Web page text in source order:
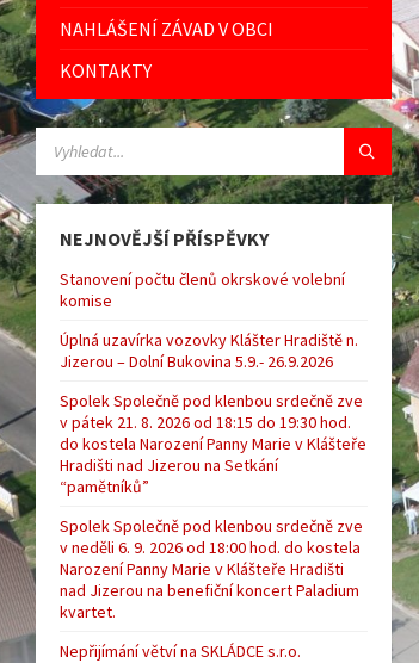
NAHLÁŠENÍ ZÁVAD V OBCI
KONTAKTY
VYHLEDÁVÁNÍ:
NEJNOVĚJŠÍ PŘÍSPĚVKY
Stanovení počtu členů okrskové volební
komise
Úplná uzavírka vozovky Klášter Hradiště n.
Jizerou – Dolní Bukovina 5.9.- 26.9.2026
Spolek Společně pod klenbou srdečně zve
v pátek 21. 8. 2026 od 18:15 do 19:30 hod.
do kostela Narození Panny Marie v Klášteře
Hradišti nad Jizerou na Setkání
“pamětníků”
Spolek Společně pod klenbou srdečně zve
v neděli 6. 9. 2026 od 18:00 hod. do kostela
Narození Panny Marie v Klášteře Hradišti
nad Jizerou na benefiční koncert Paladium
kvartet.
Nepřijímání větví na SKLÁDCE s.r.o.